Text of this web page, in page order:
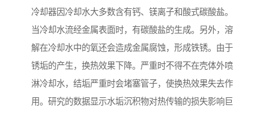
冷却器因冷却水大多数含有钙、镁离子和酸式碳酸盐。
当冷却水流经金属表面时，有碳酸盐的生成。另外，溶
解在冷却水中的氧还会造成金属腐蚀，形成铁锈。由于
锈垢的产生，换热效果下降。严重时不得不在壳体外喷
淋冷却水，结垢严重时会堵塞管子，使换热效果失去作
用。研究的数据显示水垢沉积物对热传输的损失影响巨